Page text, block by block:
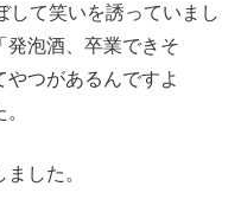
して笑いを誘っていまし
発泡酒、卒業できそ
つがあるんですよ
した。